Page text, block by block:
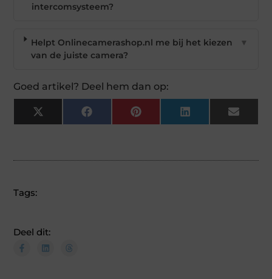
intercomsysteem?
Helpt Onlinecamerashop.nl me bij het kiezen
van de juiste camera?
▼
Goed artikel? Deel hem dan op:
X
(Twitter)
Facebook Pinterest LinkedIn Email
Tags:
Deel dit: